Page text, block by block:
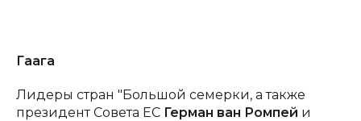
Гаага
Лидеры стран "Большой семерки, а также
президент Совета ЕС Герман ван Ромпей и